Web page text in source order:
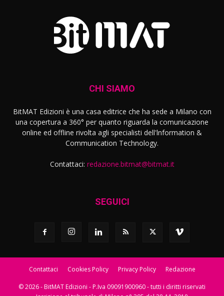
CHI SIAMO
BitMAT Edizioni è una casa editrice che ha sede a Milano con
una copertura a 360° per quanto riguarda la comunicazione
online ed offline rivolta agli specialisti dell'lnformation &
Communication Technology.
Contattaci: redazione.bitmat@bitmat.it
SEGUICI
Contattaci Cookies Policy Privacy Policy Redazione
© 2026 - BitMAT Edizioni - P.Iva 09091900960 - tutti i diritti riservati